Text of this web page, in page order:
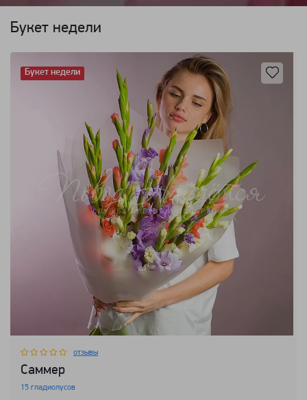
Букет недели
отзывы
Саммер
15 гладиолусов
Букет недели